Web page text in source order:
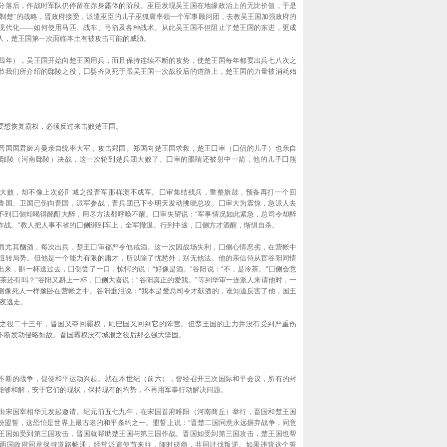
落后，作战时军队仍停留在赤身露体的阶段。巫臣发现吴王国在地缘政治上的无比价值，于是
楚”的战略，晋政府接受，派遣巫臣的儿子巫狐庸率领一个军事顾问团，去教吴王国加强政府的
代化——如何使用马匹、战车、弓箭及各种战术。从此吴王国不但阻止了楚王国的东进，更成
楚王国第一次面临本土有被攻击可能的威胁。
，吴王国开始向楚王国用兵，而且保持连续不断的攻势，使楚王国每年都要出兵七八次之
我们所介绍的鄢陵之役，囗婴齐则死于跟吴王国一次战役后的道路上，楚王国的力量被消耗殆
复霸权，必须反过来击败楚王国。
君姬寿曼亲自统率大军，攻击郑国。郑国向楚王国求救，楚王囗审（囗侣的儿子）也亲自
陵（河南鄢陵）决战，这一次轮到楚兵团大败了。囗审的眼睛还被射中一箭，他的儿子囗熊
却不像上次必阝城之役晋军那样溃不成军。囗审集结残兵，重整旗鼓，预备再打一个回
国、卫国已倒向晋国，派军参战，晋兵团已下令明天发动拂晓总攻。囗审大为震惊，急派人去
到囗侧却喝得酩酊大醉，用尽方法都呼唤不醒。囗审失望说：“军事情况如此紧急，总司令却醉
。”教人把人事不省的囗侧绑到车上，全军撤退。行到中途，囗侧方才酒醒，惭惧自杀。
酒，每次出兵，楚王囗审都严令他戒酒。这一次因战场失利，囗侧心情恶劣，在营帐中
转局势。但他是一个能力有限的庸才，所以除了忧愁外，别无他法。他的亲信侍从官谷阳同情
来，斟一杯送过去，囗侧尝了一口，惊愕的说：“好像是酒。”谷阳说：“不，是冷茶。”囗侧会意
还有吗？”谷阳又斟上一杯，囗侧大喜说：“谷阳真正的爱我。”等到华审一连派人来请他时，一
像死人一样颓卧在营帐之中。谷阳垂泪说：“我本是爱总司令才献酒的，谁知道反害了他，国王
逃走。
十三年，晋国又夺回霸权，尾巴国又回到它的阵营。但楚王国的主力并没有受到严重伤
发动侵略如故。晋国霸权没有城濮之役后那么强大坚固。
战争，促使和平运动兴起。就在本世纪（前六），曾经召开三次国际和平会议，所有的封
和解，安于它们的现状，保持现有的均势，不再用军事行动解决问题。
宰相华元发起邀请。纪元前五七九年，在宋国首府睢阳（河南商丘）举行，晋国和楚王国
盟誓，这恐怕是世界上最古老的和平条约之一。盟誓上说：“晋楚二国同意永远摒弃战争，同意
国如受到第三国攻击，晋国就帮助楚王国与第三国作战。晋国如受到第三国攻击，楚王国也帮
国政府同意保持道路畅通，经常派遣使节来往，随时磋商，共同讨伐叛逆。如果违背这个誓